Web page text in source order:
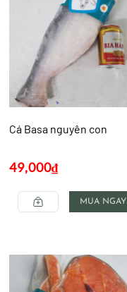
Cá Basa nguyên con
49,000₫
MUA NGAY